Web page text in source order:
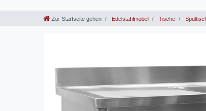
Zur Startseite gehen Edelstahlmöbel Tische